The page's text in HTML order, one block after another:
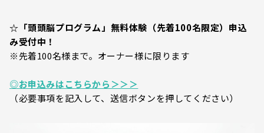
☆「頭頭脳プログラム」無料体験（先着100名限定）申込
み受付中！
※先着100名様まで。オーナー様に限ります
◎お申込みはこちらから＞＞＞
（必要事項を記入して、送信ボタンを押してください）